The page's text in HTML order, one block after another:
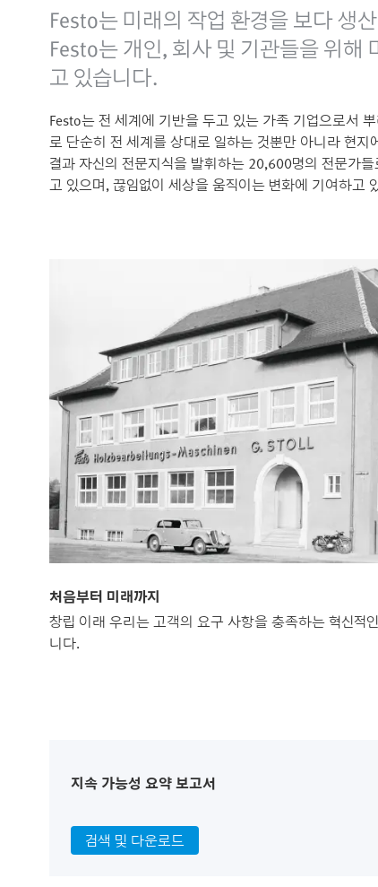
Festo는 미래의 작업 환경을 보다 생
Festo는 개인, 회사 및 기관들을 위
고 있습니다.
Festo는 전 세계에 기반을 두고 있는 가족 기업으로서
로 단순히 전 세계를 상대로 일하는 것뿐만 아니라 현
결과 자신의 전문지식을 발휘하는 20,600명의 전문가
고 있으며, 끊임없이 세상을 움직이는 변화에 기여하고
처음부터 미래까지
창립 이래 우리는 고객의 요구 사항을 충족하는 혁신적
니다.
지속 가능성 요약 보고서
검색 및 다운로드